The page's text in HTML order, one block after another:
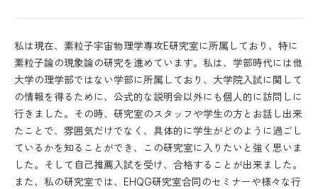
私は現在、素粒子宇宙物理学専攻E研究室に所属しており、特に
素粒子論の現象論の研究を進めています。私は、学部時代には他
大学の理学部ではない学部に所属しており、大学院入試に関して
の情報を得るために、公式的な説明会以外にも個人的に訪問しに
行きました。その時、研究室のスタッフや学生の方とお話し出来
たことで、雰囲気だけでなく、具体的に学生がどのように過ごし
ているかを知ることができ、この研究室に入りたいと強く思いま
した。そして自己推薦入試を受け、合格することが出来ました。
また、私の研究室では、EHQG研究室合同のセミナーや様々な行